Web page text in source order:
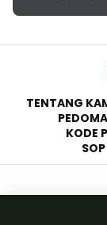
TENTANG
KODE